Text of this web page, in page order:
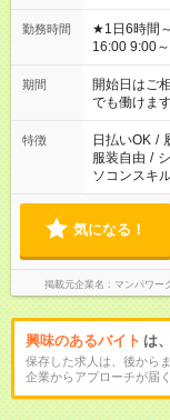
勤務時間
★1日6時間～の時短シフ
16:00 9:00～
場合、他の
ん ※法令に
となります
短時間・短
期間
開始日はご
でも働けます
特徴 日払いOK /
服装自由 /
ソコンスキ
気になる！
掲載元企業名 マンパワー
興味のあるバイト は
保存した求人は、後から
企業からアプローチが届